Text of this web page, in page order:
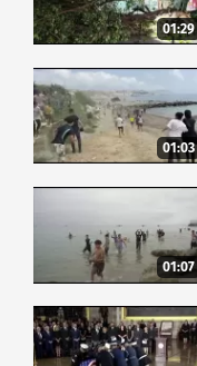
01:29
01:03
01:07